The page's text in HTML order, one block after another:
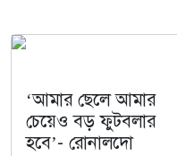
‘আমার ছেলে আমার
চেয়েও বড় ফুটবলার
হবে’- রোনালদো